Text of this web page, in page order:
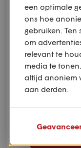
MV
LXP
MOTOR:
LIJNMOTOR
CI: 931 CC
Meer over
een optimale
ons hoe
gebruiken. Ten
om
relevant te
media te
altijd anoniem
aan derden.